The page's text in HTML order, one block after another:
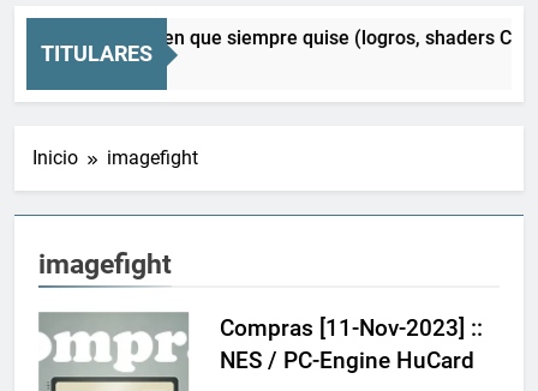
TITULARES
Orion: el Mesen que siempre quise (logros, shaders CRT y
Inicio imagefight
imagefight
Compras [11-Nov-2023] ::
NES / PC-Engine HuCard